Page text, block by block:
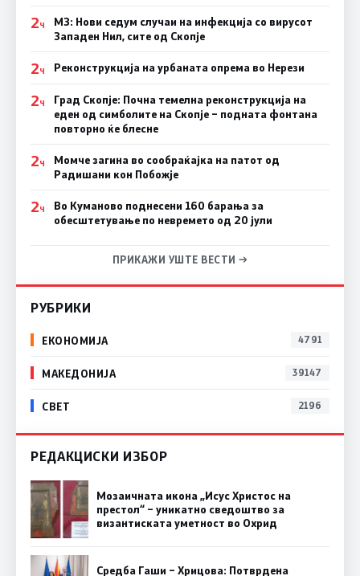
2Ч
МЗ: Нови седум случаи на инфекција со вирусот
Западен Нил, сите од Скопје
2Ч Реконструкција на урбаната опрема во Нерези
2Ч
Град Скопје: Почна темелна реконструкција на
еден од симболите на Скопје – подната фонтана
повторно ќе блесне
2Ч
Момче загина во сообраќајка на патот од
Радишани кон Побожје
2Ч
Во Куманово поднесени 160 барања за
обесштетување по невремето од 20 јули
ПРИКАЖИ УШТЕ ВЕСТИ →
РУБРИКИ
ЕКОНОМИЈА 4791
МАКЕДОНИЈА 39147
СВЕТ 2196
РЕДАКЦИСКИ ИЗБОР
Мозаичната икона „Исус Христос на
престол“ – уникатно сведоштво за
византиската уметност во Охрид
Средба Гаши – Хрицова: Потврдена